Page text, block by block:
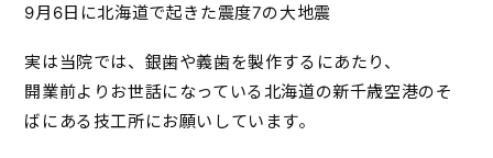
9月6日に北海道で起きた震度7の大地震
実は当院では、銀歯や義歯を製作するにあたり、
開業前よりお世話になっている北海道の新千歳空港のそ
ばにある技工所にお願いしています。